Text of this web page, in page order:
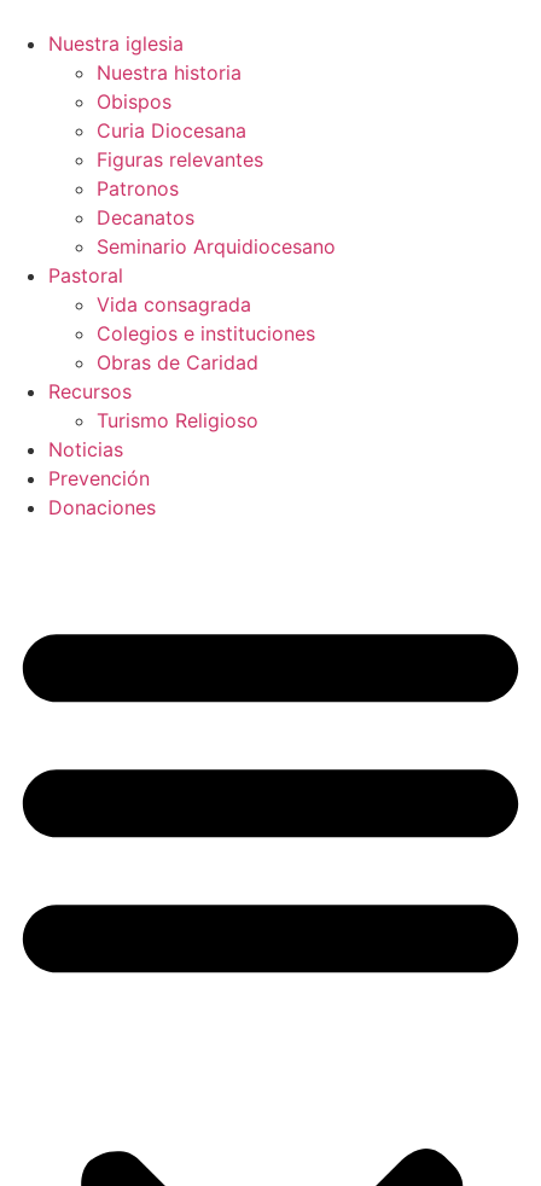
contenido
Nuestra iglesia
Nuestra historia
Obispos
Curia Diocesana
Figuras relevantes
Patronos
Decanatos
Seminario Arquidiocesano
Pastoral
Vida consagrada
Colegios e instituciones
Obras de Caridad
Recursos
Turismo Religioso
Noticias
Prevención
Donaciones